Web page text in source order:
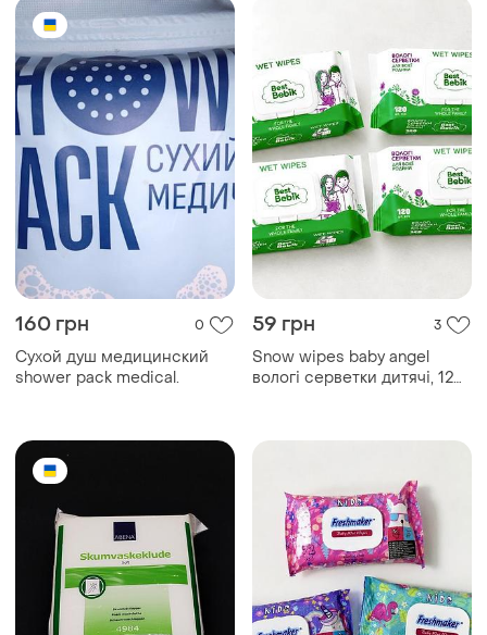
160 грн 0
Сухой душ медицинский
shower pack medical.
59 грн 3
Snow wipes baby angel
вологі серветки дитячі, 120